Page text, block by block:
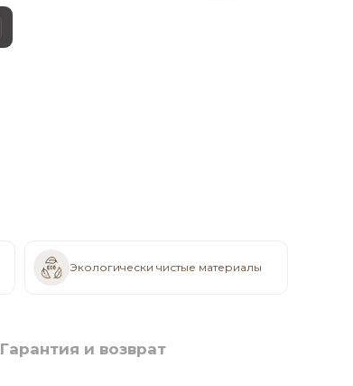
Экологически чистые материалы
Гарантия и возврат